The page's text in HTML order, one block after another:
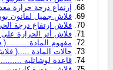
إرتفاع درحة حرارة
فلاش جميل لقانون
فلاش ارتفاع درجة
فلاش أثر الحرارة على
مفهوم المادة..........(
حالات المادة .....(
قاعدة لوشاتليه